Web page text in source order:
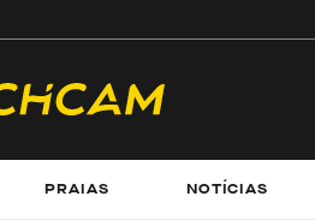
PRAIAS NOTÍCIAS